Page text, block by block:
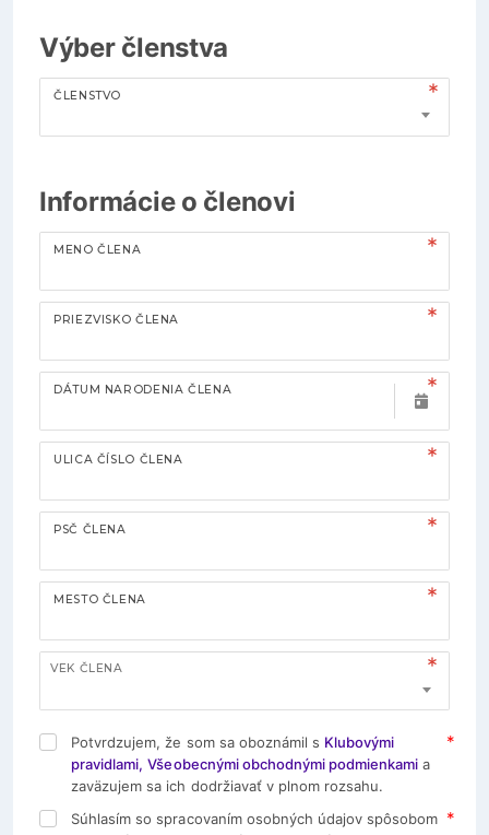
Výber členstva
ČLENSTVO
Informácie o členovi
MENO ČLENA
PRIEZVISKO ČLENA
DÁTUM NARODENIA ČLENA
ULICA ČÍSLO ČLENA
PSČ ČLENA
MESTO ČLENA
VEK ČLENA
Potvrdzujem, že som sa oboznámil s Klubovými
pravidlami, Všeobecnými obchodnými podmienkami a
zaväzujem sa ich dodržiavať v plnom rozsahu.
Súhlasím so spracovaním osobných údajov spôsobom